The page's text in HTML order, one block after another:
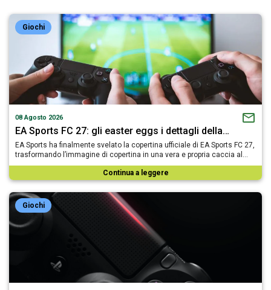
Giochi
08 Agosto 2026
EA Sports FC 27: gli easter eggs i dettagli della…
EA Sports ha finalmente svelato la copertina ufficiale di EA Sports FC 27,
trasformando l’immagine di copertina in una vera e propria caccia al…
Continua a leggere
Giochi